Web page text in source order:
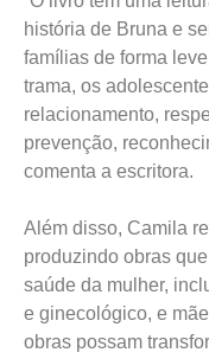
história de Bruna e
famílias de forma
trama, os
relacionamento,
prevenção,
comenta a escritora.
Além disso, Camila
produzindo obras
saúde da mulher,
e ginecológico, e
obras possam